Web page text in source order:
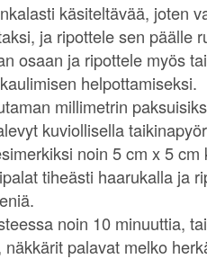
käsiteltävää, joten
ja ripottele sen päälle
osaan ja ripottele myös
helpottamiseksi.
millimetrin
kuviollisella
noin 5 cm x 5
tiheästi haarukalla ja
noin 10 minuuttia,
palavat melko